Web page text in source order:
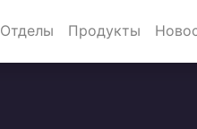
Отделы Продукты